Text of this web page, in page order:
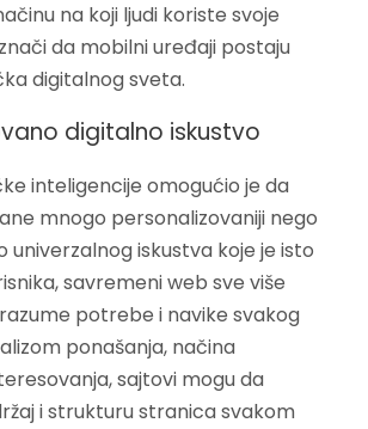
na koji ljudi koriste svoje
da mobilni uređaji postaju
digitalnog sveta.
digitalno iskustvo
inteligencije omogućio je da
mnogo personalizovaniji nego
univerzalnog iskustva koje je isto
savremeni web sve više
potrebe i navike svakog
ponašanja, načina
sajtovi mogu da
i strukturu stranica svakom